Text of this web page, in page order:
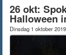
26 okt:
Halloween
Dinsdag 1 oktober 2019